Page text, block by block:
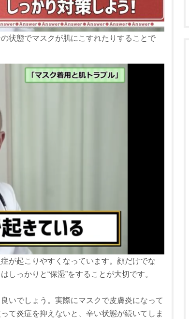
状態でマスクが肌にこすれたりすることで
が起こりやすくなっています。顔だけでな
っかりと“保湿”をすることが大切です。
いでしょう。実際にマスクで皮膚炎になって
て炎症を抑えないと、辛い状態が続いてしま